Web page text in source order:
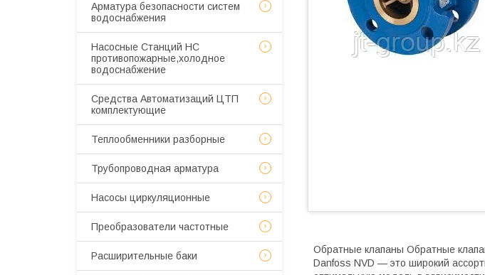
Обратные клапаны Обратные
Danfoss NVD — это широкий
Арматура безопасности систем
водоснабжения
Насосные Станций НС
противопожарные,холодное
водоснабжение
Средства Автоматизаций ЦТП
комплектующие
Теплообменники разборные
Трубопроводная арматура
Насосы циркуляционные
Преобразователи частотные
Расширительные баки